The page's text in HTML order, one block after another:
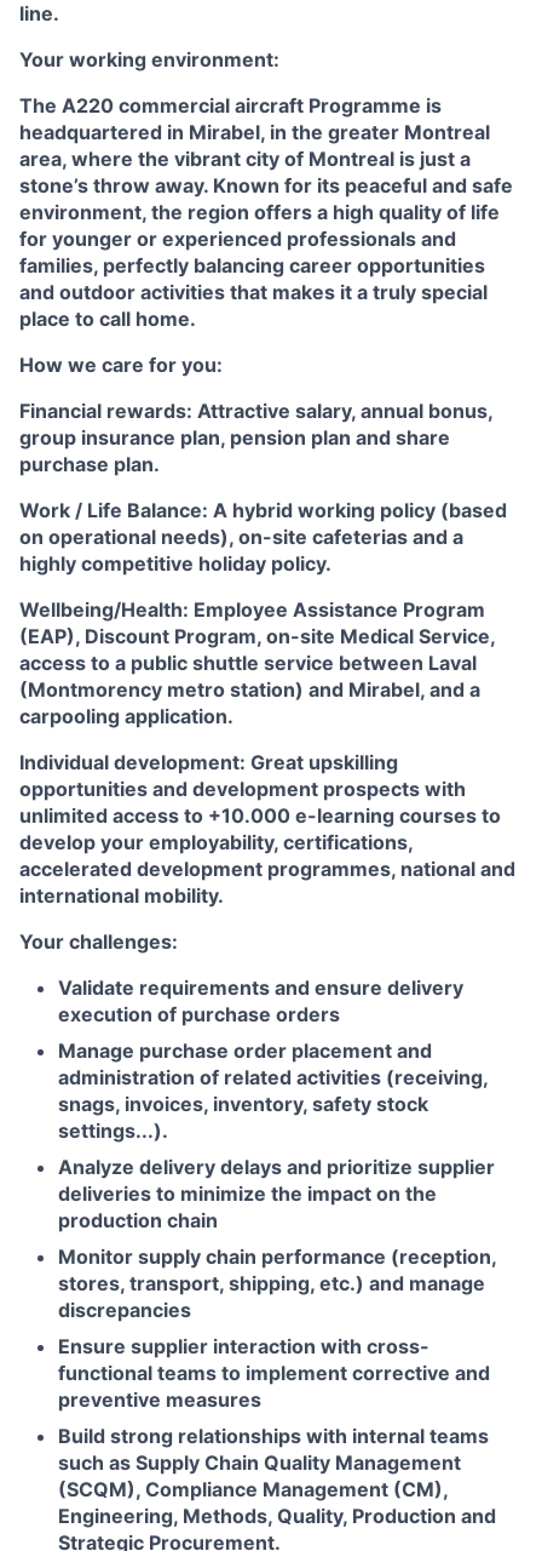
line.
Your working environment:
The A220 commercial aircraft Programme is
headquartered in Mirabel, in the greater Montreal
area, where the vibrant city of Montreal is just a
stone’s throw away. Known for its peaceful and safe
environment, the region offers a high quality of life
for younger or experienced professionals and
families, perfectly balancing career opportunities
and outdoor activities that makes it a truly special
place to call home.
How we care for you:
Financial rewards: Attractive salary, annual bonus,
group insurance plan, pension plan and share
purchase plan.
Work / Life Balance: A hybrid working policy (based
on operational needs), on-site cafeterias and a
highly competitive holiday policy.
Wellbeing/Health: Employee Assistance Program
(EAP), Discount Program, on-site Medical Service,
access to a public shuttle service between Laval
(Montmorency metro station) and Mirabel, and a
carpooling application.
Individual development: Great upskilling
opportunities and development prospects with
unlimited access to +10.000 e-learning courses to
develop your employability, certifications,
accelerated development programmes, national and
international mobility.
Your challenges:
Validate requirements and ensure delivery
execution of purchase orders
Manage purchase order placement and
administration of related activities (receiving,
snags, invoices, inventory, safety stock
settings...).
Analyze delivery delays and prioritize supplier
deliveries to minimize the impact on the
production chain
Monitor supply chain performance (reception,
stores, transport, shipping, etc.) and manage
discrepancies
Ensure supplier interaction with cross-
functional teams to implement corrective and
preventive measures
Build strong relationships with internal teams
such as Supply Chain Quality Management
(SCQM), Compliance Management (CM),
Engineering, Methods, Quality, Production and
Strategic Procurement.